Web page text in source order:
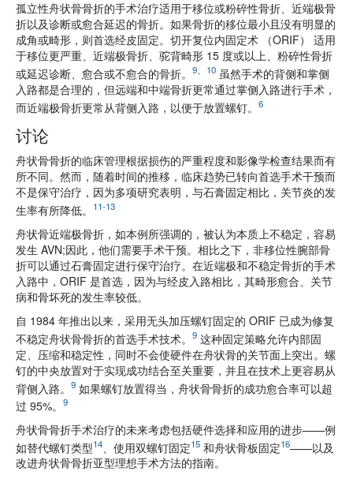
孤立性舟状骨骨折的手术治疗适用于移位或粉碎性骨折、近端极骨
折以及诊断或愈合延迟的骨折。如果骨折的移位最小且没有明显的
成角或畸形，则首选经皮固定。切开复位内固定术 （ORIF） 适用
于移位更严重、近端极骨折、驼背畸形 15 度或以上、粉碎性骨折
或延迟诊断、愈合或不愈合的骨折。
9 10 虽然手术的背侧和掌侧
入路都是合理的，但远端和中端骨折更常通过掌侧入路进行手术，
而近端极骨折更常从背侧入路，以便于放置螺钉。
6
讨论
舟状骨骨折的临床管理根据损伤的严重程度和影像学检查结果而有
所不同。然而，随着时间的推移，临床趋势已转向首选手术干预而
不是保守治疗，因为多项研究表明，与石膏固定相比，关节炎的发
生率有所降低。
11-13
舟状骨近端极骨折，如本例所强调的，被认为本质上不稳定，容易
发生 AVN;因此，他们需要手术干预。相比之下，非移位性腕部骨
折可以通过石膏固定进行保守治疗。在近端极和不稳定骨折的手术
入路中，ORIF 是首选，因为与经皮入路相比，其畸形愈合、关节
病和骨坏死的发生率较低。
自 1984 年推出以来，采用无头加压螺钉固定的 ORIF 已成为修复
不稳定舟状骨骨折的首选手术技术。
9 这种固定策略允许内部固
定、压缩和稳定性，同时不会使硬件在舟状骨的关节面上突出。螺
钉的中央放置对于实现成功结合至关重要，并且在技术上更容易从
背侧入路。
9 如果螺钉放置得当，舟状骨骨折的成功愈合率可以超
过 95%。
9
舟状骨骨折手术治疗的未来考虑包括硬件选择和应用的进步——例
如替代螺钉类型14 、使用双螺钉固定15 和舟状骨板固定16——以及
改进舟状骨骨折亚型理想手术方法的指南。